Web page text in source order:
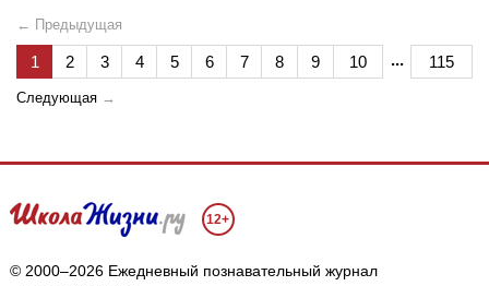
← Предыдущая
1 2 3 4 5 6 7 8 9 10 ... 115
Следующая →
12+
© 2000–2026 Ежедневный познавательный журнал